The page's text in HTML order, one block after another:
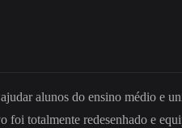
alunos do ensino médio e
totalmente redesenhado e